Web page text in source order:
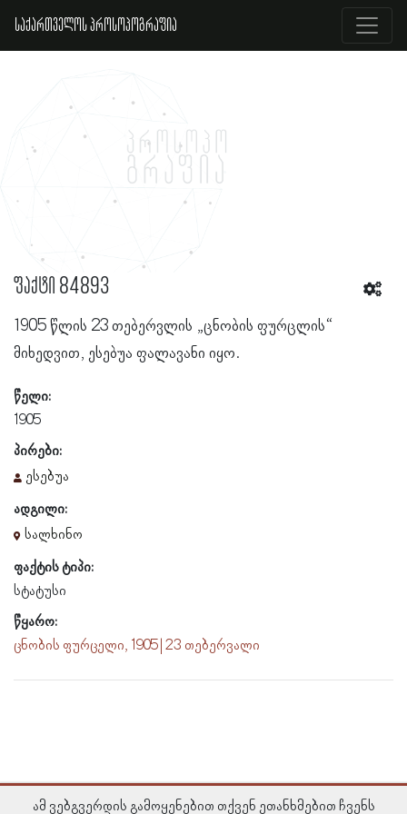
საქართველოს პროსოპოგრაფია
ფაქტი 84893
1905 წლის 23 თებერვლის „ცნობის ფურცლის“
მიხედვით, ესებუა ფალავანი იყო.
წელი:
1905
პირები:
ესებუა
ადგილი:
სალხინო
ფაქტის ტიპი:
სტატუსი
წყარო:
ცნობის ფურცელი, 1905 | 23 თებერვალი
ამ ვებგვერდის გამოყენებით თქვენ ეთანხმებით ჩვენს